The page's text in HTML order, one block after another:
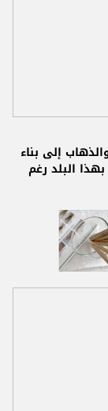
إلى بناء
البلد رغم